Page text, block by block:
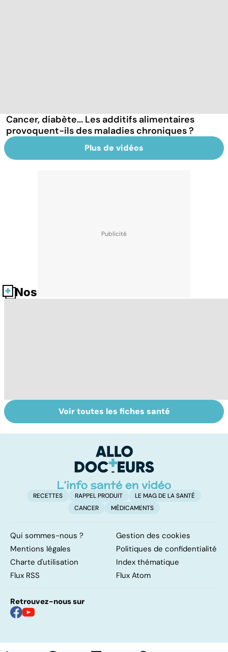
Cancer, diabète... Les additifs alimentaires
provoquent-ils des maladies chroniques ?
Plus de vidéos
Nos fiches santé
HPV : tout savoir
sur les
La tuberculose
pulmonaire
Voir toutes les fiches santé
RECETTES RAPPEL PRODUIT
LE MAG DE LA SANTÉ
CANCER
MÉDICAMENTS
Qui sommes-nous ?
Gestion des cookies
Mentions légales
Politiques de confidentialité
Charte d'utilisation
Index thématique
Flux RSS
Flux Atom
Retrouvez-nous sur